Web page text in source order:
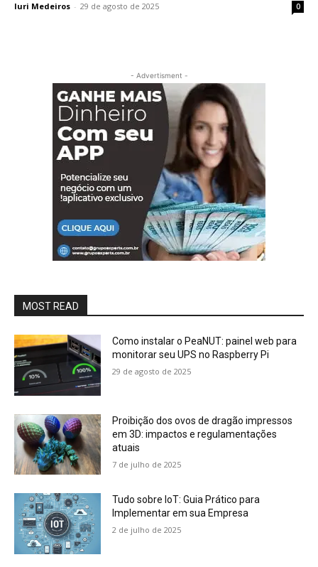
Iuri Medeiros - 29 de agosto de 2025 0
- Advertisment -
MOST READ
Como instalar o PeaNUT: painel web para
monitorar seu UPS no Raspberry Pi
29 de agosto de 2025
Proibição dos ovos de dragão impressos
em 3D: impactos e regulamentações
atuais
7 de julho de 2025
Tudo sobre IoT: Guia Prático para
Implementar em sua Empresa
2 de julho de 2025